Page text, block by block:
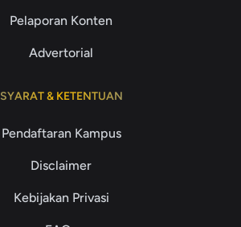
Pelaporan Konten
Advertorial
SYARAT & KETENTUAN
Pendaftaran Kampus
Disclaimer
Kebijakan Privasi